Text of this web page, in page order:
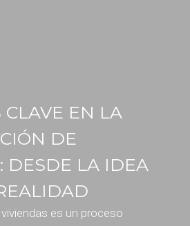
CLAVE EN LA
DE
DESDE LA IDEA
es un proceso